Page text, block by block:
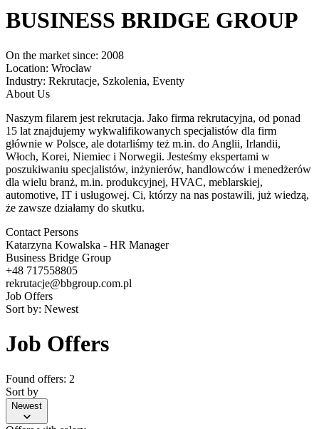
BUSINESS BRIDGE GROUP
On the market since: 2008
Location: Wrocław
Industry: Rekrutacje, Szkolenia, Eventy
About Us
Naszym filarem jest rekrutacja. Jako firma rekrutacyjna, od ponad
15 lat znajdujemy wykwalifikowanych specjalistów dla firm
głównie w Polsce, ale dotarliśmy też m.in. do Anglii, Irlandii,
Włoch, Korei, Niemiec i Norwegii. Jesteśmy ekspertami w
poszukiwaniu specjalistów, inżynierów, handlowców i menedżerów
dla wielu branż, m.in. produkcyjnej, HVAC, meblarskiej,
automotive, IT i usługowej. Ci, którzy na nas postawili, już wiedzą,
że zawsze działamy do skutku.
Contact Persons
Katarzyna Kowalska - HR Manager
Business Bridge Group
+48 717558805
rekrutacje@bbgroup.com.pl
Job Offers
Sort by: Newest
Job Offers
Found offers: 2
Sort by
Newest